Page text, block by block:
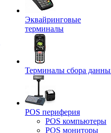
Эквайринговые
терминалы
Терминалы сбора
POS периферия
POS компьютеры
POS мониторы